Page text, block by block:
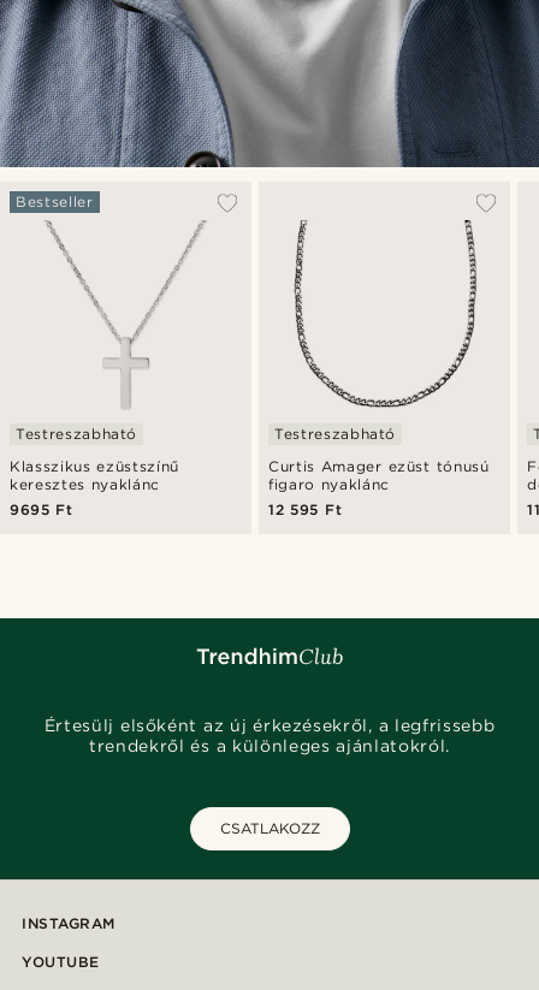
Klasszikus ezüstszínű
keresztes nyaklánc
Bestseller
Testreszabható
9695 Ft
Curtis Amager ezüst tónusú
figaro nyaklánc
Testreszabható
12 595 Ft
Értesülj elsőként az új érkezésekről, a legfrissebb
trendekről és a különleges ajánlatokról.
CSATLAKOZZ
INSTAGRAM
YOUTUBE